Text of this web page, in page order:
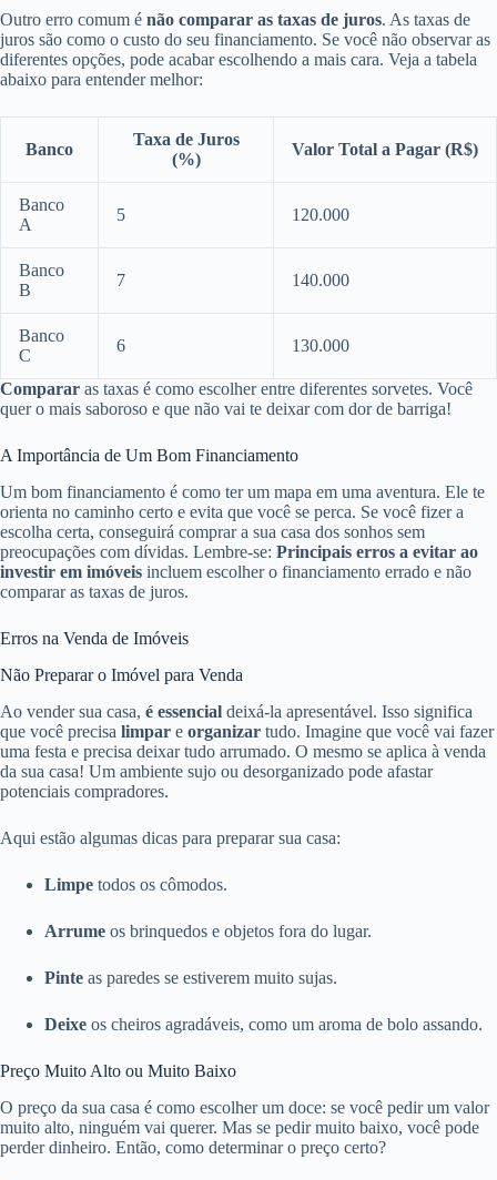
Outro erro comum é não comparar as taxas de juros. As taxas de
juros são como o custo do seu financiamento. Se você não observar as
diferentes opções, pode acabar escolhendo a mais cara. Veja a tabela
abaixo para entender melhor:
Banco
Taxa de Juros
(%)
Valor Total a Pagar (R$)
Banco
A
5 120.000
Banco
B
7 140.000
Banco
C
6 130.000
Comparar as taxas é como escolher entre diferentes sorvetes. Você
quer o mais saboroso e que não vai te deixar com dor de barriga!
A Importância de Um Bom Financiamento
Um bom financiamento é como ter um mapa em uma aventura. Ele te
orienta no caminho certo e evita que você se perca. Se você fizer a
escolha certa, conseguirá comprar a sua casa dos sonhos sem
preocupações com dívidas. Lembre-se: Principais erros a evitar ao
investir em imóveis incluem escolher o financiamento errado e não
comparar as taxas de juros.
Erros na Venda de Imóveis
Não Preparar o Imóvel para Venda
Ao vender sua casa, é essencial deixá-la apresentável. Isso significa
que você precisa limpar e organizar tudo. Imagine que você vai fazer
uma festa e precisa deixar tudo arrumado. O mesmo se aplica à venda
da sua casa! Um ambiente sujo ou desorganizado pode afastar
potenciais compradores.
Aqui estão algumas dicas para preparar sua casa:
Limpe todos os cômodos.
Arrume os brinquedos e objetos fora do lugar.
Pinte as paredes se estiverem muito sujas.
Deixe os cheiros agradáveis, como um aroma de bolo assando.
Preço Muito Alto ou Muito Baixo
O preço da sua casa é como escolher um doce: se você pedir um valor
muito alto, ninguém vai querer. Mas se pedir muito baixo, você pode
perder dinheiro. Então, como determinar o preço certo?